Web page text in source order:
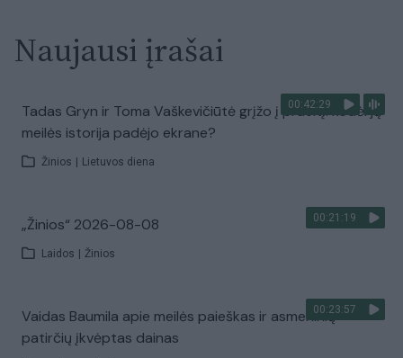
Naujausi įrašai
00:42:29
Tadas Gryn ir Toma Vaškevičiūtė grįžo į praeitį: kodėl jų
meilės istorija padėjo ekrane?
Žinios Lietuvos diena
00:21:19
„Žinios“ 2026-08-08
Laidos Žinios
00:23:57
Vaidas Baumila apie meilės paieškas ir asmeninių
patirčių įkvėptas dainas